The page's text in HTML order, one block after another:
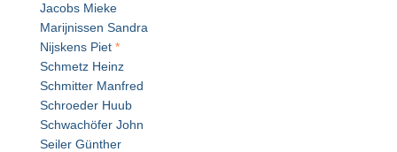
Jacobs Mieke
Marijnissen Sandra
Nijskens Piet *
Schmetz Heinz
Schmitter Manfred
Schroeder Huub
Schwachöfer John
Seiler Günther